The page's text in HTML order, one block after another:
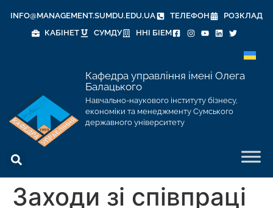
INFO@MANAGEMENT.SUMDU.EDU.UA ТЕЛЕФОН
РОЗКЛАД
КАБІНЕТ
СУМДУ ННІ БІЕМ
Кафедра управління імені Олега
Балацького
Навчально-наукового інституту бізнесу,
економіки та менеджменту Сумського
державного університету
Заходи зі співпраці